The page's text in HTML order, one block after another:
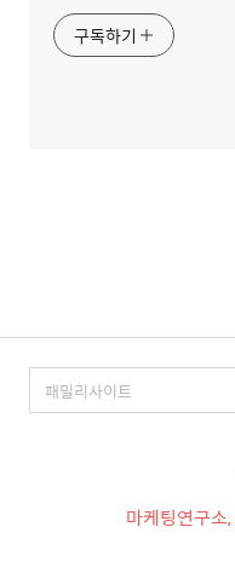
구독하기
마케팅연구소